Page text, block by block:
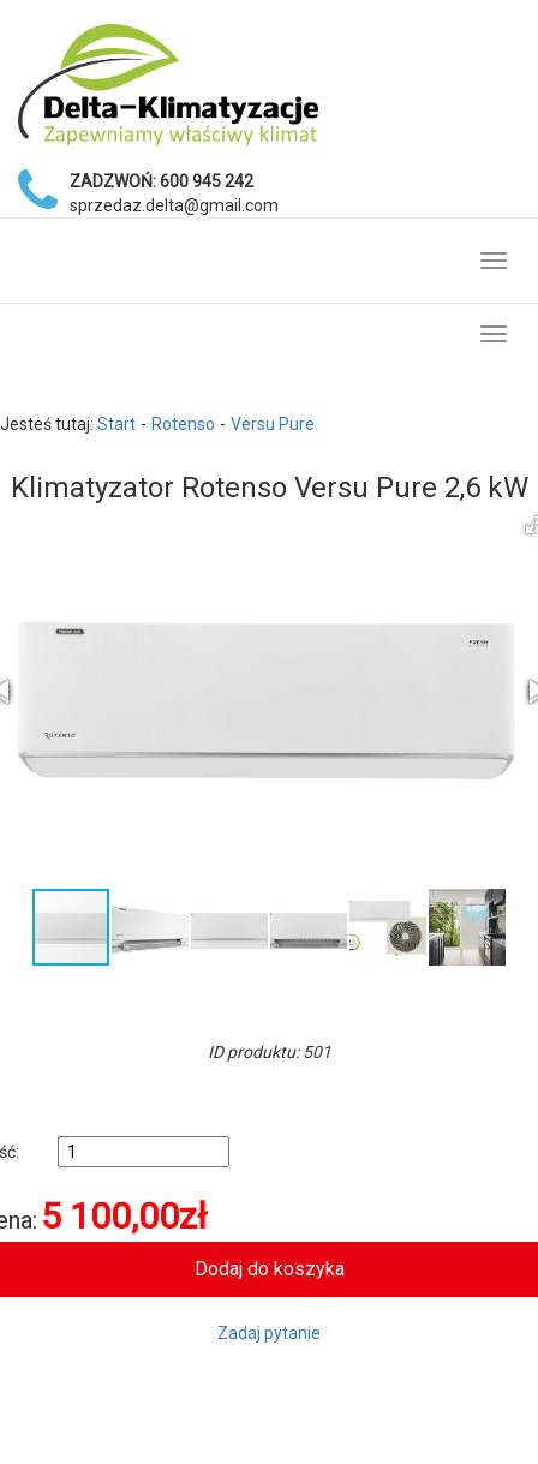
ZADZWOŃ:600 945 242
sprzedaz.delta@gmail.com
Jesteś tutaj: Start Rotenso Versu Pure
Klimatyzator Rotenso Versu Pure 2,6 kW
ID produktu: 501
5 100,00zł
Zadaj pytanie